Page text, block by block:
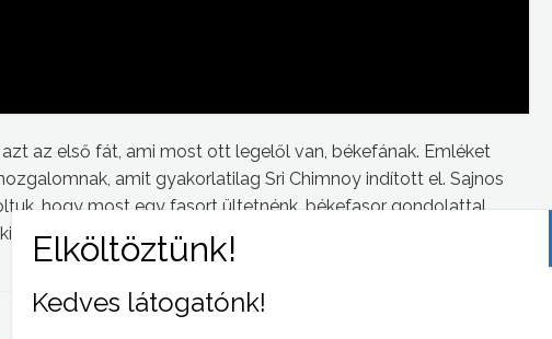
az első fát, ami most ott legelől van, békefának. Emléket
amit gyakorlatilag Sri Chimnoy indított el. Sajnos
hogy most egy fasort ültetnénk, békefasor gondolattal,
és majd ezt egy béketáblával is ki fogjuk egészíteni.”
Kedves látogatónk!